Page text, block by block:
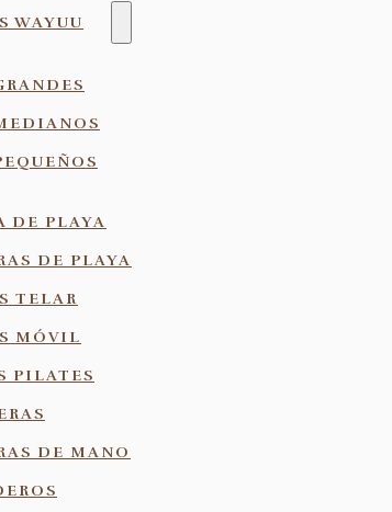
WAYUU
DE PLAYA
DE PLAYA
TELAR
MÓVIL
PILATES
DE MANO